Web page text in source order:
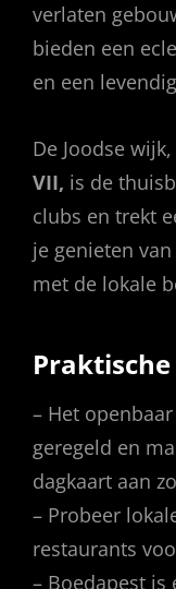
verlaten
bieden een
en een
De Joodse
VII, is de
clubs en trekt
je genieten
met de lokale
– Het
geregeld en
dagkaart aan
– Probeer
restaurants
– Boedapest